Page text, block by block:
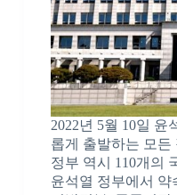
2022년 5월 10일 윤
롭게 출발하는 모든
정부 역시 110개의
윤석열 정부에서 약